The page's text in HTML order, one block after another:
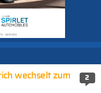
2
wechselt zum